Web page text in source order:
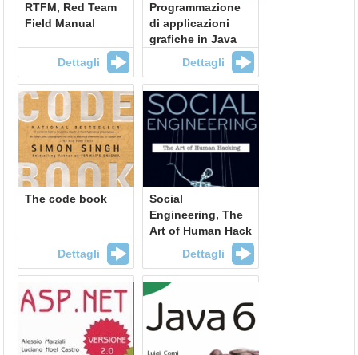
RTFM, Red Team
Field Manual
Dettagli
Programmazione
di applicazioni
grafiche in Java
Dettagli
The code book
Dettagli
Social
Engineering, The
Art of Human Hack
Dettagli